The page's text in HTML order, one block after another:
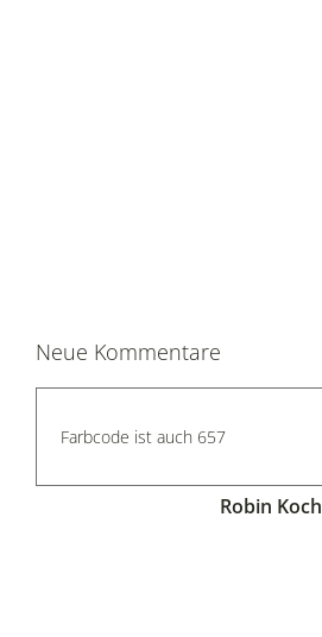
Neue Kommentare
Farbcode ist auch 657
Robin Koch